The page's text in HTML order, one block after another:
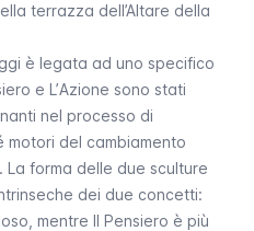
terrazza dell’Altare della
è legata ad uno specifico
e L’Azione sono stati
nel processo di
motori del cambiamento
forma delle due sculture
dei due concetti:
mentre Il Pensiero è più